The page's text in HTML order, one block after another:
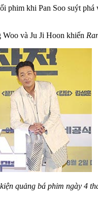
phim khi Pan Soo suýt
và Ju Ji Hoon khiến
quảng bá phim ngày 4